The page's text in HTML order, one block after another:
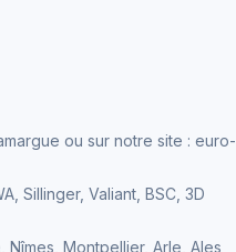
ou sur notre site : euro-
Sillinger, Valiant, BSC, 3D
Nîmes, Montpellier, Arle, Ales